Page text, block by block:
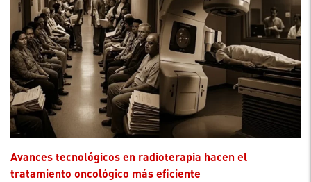
Avances tecnológicos en radioterapia hacen el
tratamiento oncológico más eficiente